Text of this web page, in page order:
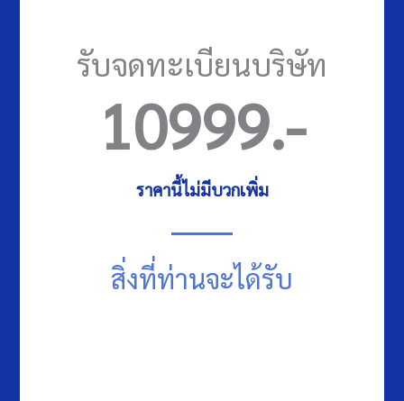
รับจดทะเบียนบริษัท
ราคานี้ไม่มีบวกเพิ่ม
10999.-
สิ่งที่ท่านจะได้รับ